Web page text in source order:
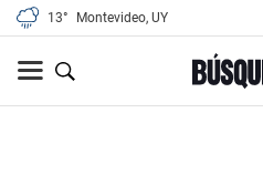
13° Montevideo, UY